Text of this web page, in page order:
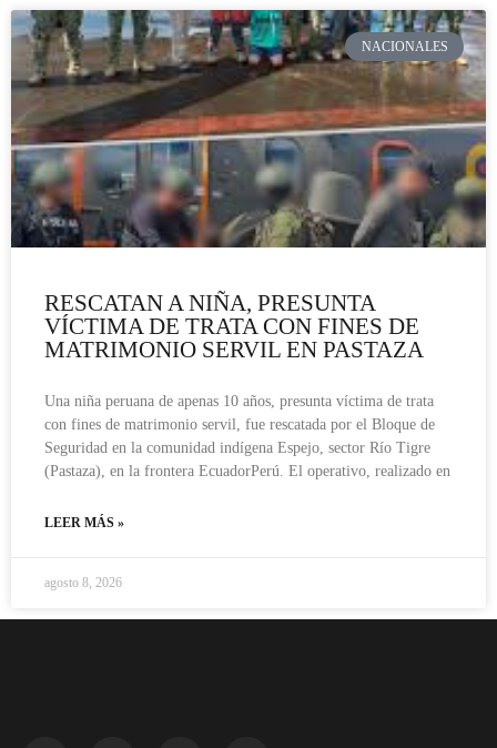
NACIONALES
RESCATAN A NIÑA, PRESUNTA
VÍCTIMA DE TRATA CON FINES DE
MATRIMONIO SERVIL EN PASTAZA
Una niña peruana de apenas 10 años, presunta víctima de trata
con fines de matrimonio servil, fue rescatada por el Bloque de
Seguridad en la comunidad indígena Espejo, sector Río Tigre
(Pastaza), en la frontera EcuadorPerú. El operativo, realizado en
LEER MÁS »
agosto 8, 2026